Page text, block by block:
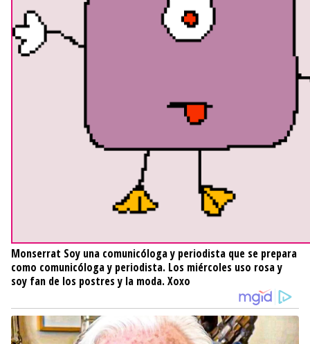
Monserrat Soy una comunicóloga y periodista que se prepara
como comunicóloga y periodista. Los miércoles uso rosa y
soy fan de los postres y la moda. Xoxo